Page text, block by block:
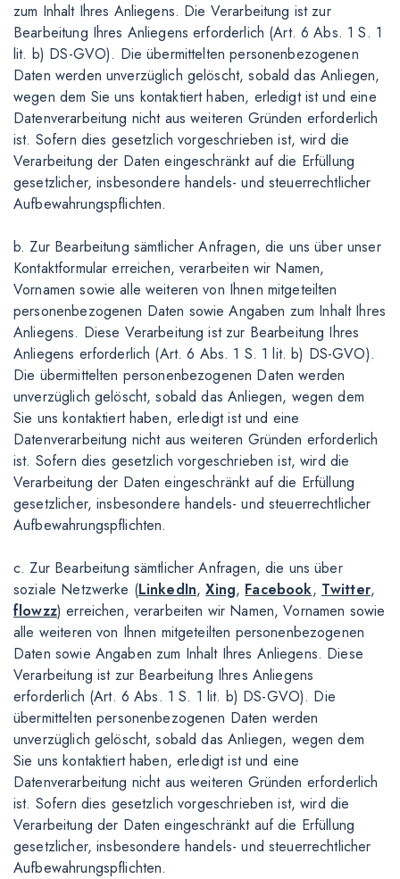
zum Inhalt Ihres Anliegens. Die Verarbeitung ist zur
Bearbeitung Ihres Anliegens erforderlich (Art. 6 Abs. 1 S. 1
lit. b) DS-GVO). Die übermittelten personenbezogenen
Daten werden unverzüglich gelöscht, sobald das Anliegen,
wegen dem Sie uns kontaktiert haben, erledigt ist und eine
Datenverarbeitung nicht aus weiteren Gründen erforderlich
ist. Sofern dies gesetzlich vorgeschrieben ist, wird die
Verarbeitung der Daten eingeschränkt auf die Erfüllung
gesetzlicher, insbesondere handels- und steuerrechtlicher
Aufbewahrungspflichten.
b. Zur Bearbeitung sämtlicher Anfragen, die uns über unser
Kontaktformular erreichen, verarbeiten wir Namen,
Vornamen sowie alle weiteren von Ihnen mitgeteilten
personenbezogenen Daten sowie Angaben zum Inhalt Ihres
Anliegens. Diese Verarbeitung ist zur Bearbeitung Ihres
Anliegens erforderlich (Art. 6 Abs. 1 S. 1 lit. b) DS-GVO).
Die übermittelten personenbezogenen Daten werden
unverzüglich gelöscht, sobald das Anliegen, wegen dem
Sie uns kontaktiert haben, erledigt ist und eine
Datenverarbeitung nicht aus weiteren Gründen erforderlich
ist. Sofern dies gesetzlich vorgeschrieben ist, wird die
Verarbeitung der Daten eingeschränkt auf die Erfüllung
gesetzlicher, insbesondere handels- und steuerrechtlicher
Aufbewahrungspflichten.
c. Zur Bearbeitung sämtlicher Anfragen, die uns über
soziale Netzwerke (LinkedIn,Xing, Facebook, Twitter,
flowzz) erreichen, verarbeiten wir Namen, Vornamen sowie
alle weiteren von Ihnen mitgeteilten personenbezogenen
Daten sowie Angaben zum Inhalt Ihres Anliegens. Diese
Verarbeitung ist zur Bearbeitung Ihres Anliegens
erforderlich (Art. 6 Abs. 1 S. 1 lit. b) DS-GVO). Die
übermittelten personenbezogenen Daten werden
unverzüglich gelöscht, sobald das Anliegen, wegen dem
Sie uns kontaktiert haben, erledigt ist und eine
Datenverarbeitung nicht aus weiteren Gründen erforderlich
ist. Sofern dies gesetzlich vorgeschrieben ist, wird die
Verarbeitung der Daten eingeschränkt auf die Erfüllung
gesetzlicher, insbesondere handels- und steuerrechtlicher
Aufbewahrungspflichten.